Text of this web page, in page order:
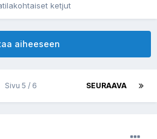
ketjut
aiheeseen
SEURAAVA
Sivu 5 / 6